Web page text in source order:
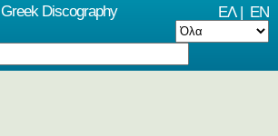
ΕΛ| EN
Greek Discography